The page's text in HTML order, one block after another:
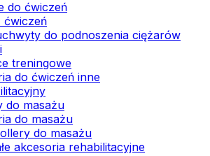
do ćwiczeń
ćwiczeń
do podnoszenia ciężarów
treningowe
do ćwiczeń inne
do masażu
do masażu
do masażu
akcesoria rehabilitacyjne